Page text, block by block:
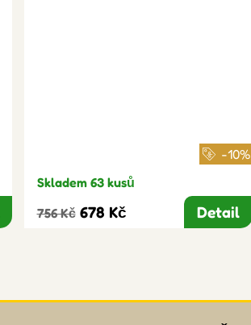
-10%
Skladem 63 kusů
756 Kč 678 Kč Detail